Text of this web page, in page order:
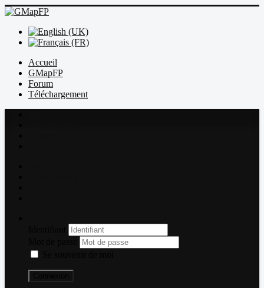
Accueil
GMapFP
Forum
Téléchargement